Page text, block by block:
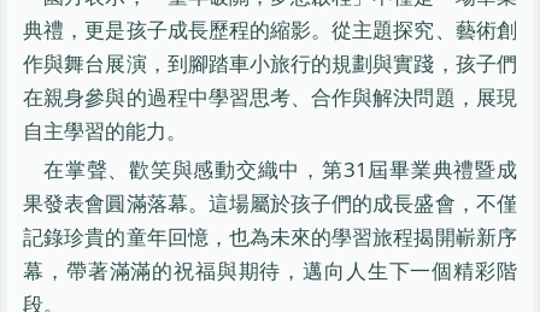
典禮，更是孩子成長歷程的縮影。從主題探究、藝術創
作與舞台展演，到腳踏車小旅行的規劃與實踐，孩子們
在親身參與的過程中學習思考、合作與解決問題，展現
自主學習的能力。
在掌聲、歡笑與感動交織中，第31屆畢業典禮暨成
果發表會圓滿落幕。這場屬於孩子們的成長盛會，不僅
記錄珍貴的童年回憶，也為未來的學習旅程揭開嶄新序
幕，帶著滿滿的祝福與期待，邁向人生下一個精彩階
段。